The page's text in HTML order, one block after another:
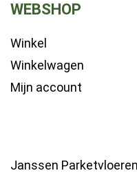
WEBSHOP
Winkel
Winkelwagen
Mijn account
Janssen